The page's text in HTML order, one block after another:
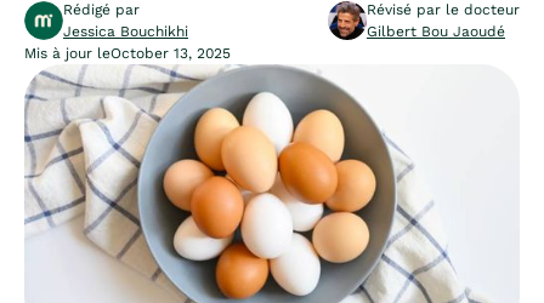
Rédigé par
Jessica Bouchikhi
Révisé par le docteur
Gilbert Bou Jaoudé
Mis à jour leOctober 13, 2025